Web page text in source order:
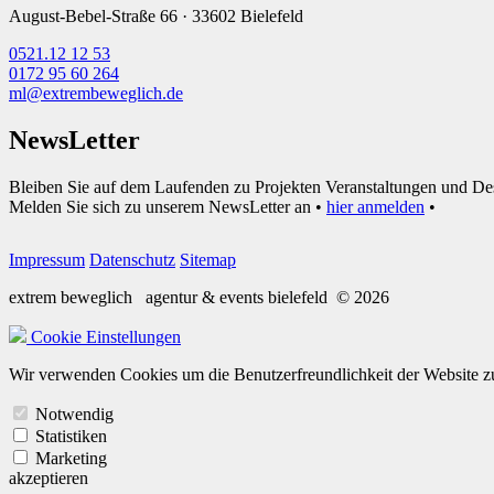
August-Bebel-Straße 66 · 33602 Bielefeld
0521.12 12 53
0172 95 60 264
ml@extrembeweglich.de
NewsLetter
Bleiben Sie auf dem Laufenden zu Projekten Veranstaltungen und
Melden Sie sich zu unserem NewsLetter an • hier anmelden •
Impressum Datenschutz Sitemap
extrem beweglich agentur & events bielefeld © 2026
Cookie Einstellungen
Wir verwenden Cookies um die Benutzerfreundlichkeit der Website
Notwendig
Statistiken
Marketing
akzeptieren